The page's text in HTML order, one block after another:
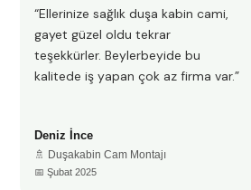
“Ellerinize sağlık duşa kabin cami,
gayet güzel oldu tekrar
teşekkürler. Beylerbeyide bu
kalitede iş yapan çok az firma var.”
Deniz İnce
🚿 Duşakabin Cam Montajı
📅 Şubat 2025